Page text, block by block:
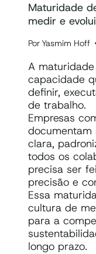
Maturidade
medir e
Por Yasmim Hoff
A
capacidade
definir,
de trabalho.
Empresas
documentam
clara,
todos os
precisa ser
precisão e
Essa
cultura de
para a
longo prazo.